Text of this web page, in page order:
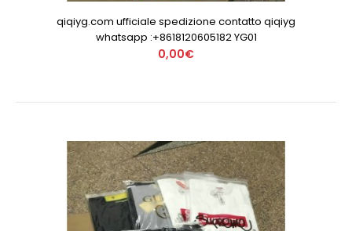
qiqiyg.com ufficiale spedizione contatto qiqiyg
whatsapp :+8618120605182 YG01
0,00€